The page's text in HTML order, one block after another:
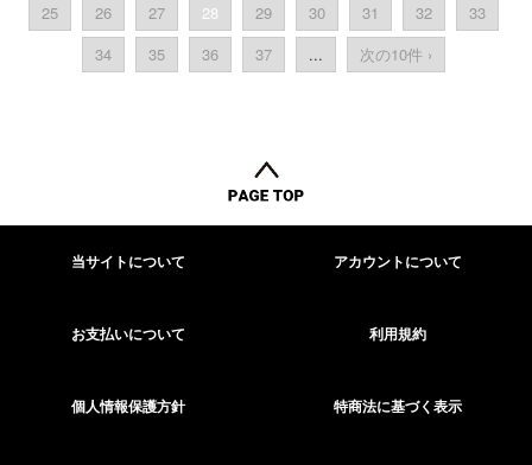
25
26 27 28 29 30 31 32
33
34
35 36 37 ... 次の10件 ›
当サイトについて アカウントについて
お支払いについて 利用規約
個人情報保護方針 特商法に基づく表示